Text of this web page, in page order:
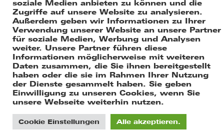
Impressum
Datenschutzerklärung
© Copyright 2022
Swoboda•Behr-Swoboda
Architekten + Ingenieure
soziale Medien anbieten zu können und die
Zugriffe auf unsere Website zu analysieren.
Außerdem geben wir Informationen zu Ihrer
Verwendung unserer Website an unsere Partner
für soziale Medien, Werbung und Analysen
weiter. Unsere Partner führen diese
Informationen möglicherweise mit weiteren
Daten zusammen, die Sie ihnen bereitgestellt
haben oder die sie im Rahmen Ihrer Nutzung
der Dienste gesammelt haben. Sie geben
Einwilligung zu unseren Cookies, wenn Sie
unsere Webseite weiterhin nutzen.
Cookie Einstellungen Alle akzeptieren.